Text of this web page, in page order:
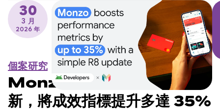
30
3 月
2026 年
個案研究
Monzo 透過簡單的 R8 更
新，將成效指標提升多達 35%